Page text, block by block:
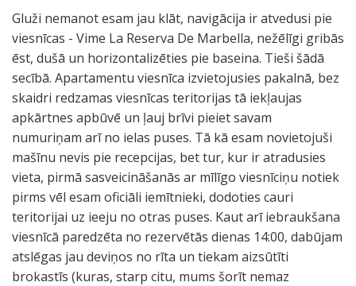
Gluži nemanot esam jau klāt, navigācija ir atvedusi pie
viesnīcas - Vime La Reserva De Marbella, nežēlīgi gribās
ēst, dušā un horizontalizēties pie baseina. Tieši šādā
secībā. Apartamentu viesnīca izvietojusies pakalnā, bez
skaidri redzamas viesnīcas teritorijas tā iekļaujas
apkārtnes apbūvē un ļauj brīvi pieiet savam
numuriņam arī no ielas puses. Tā kā esam novietojuši
mašīnu nevis pie recepcijas, bet tur, kur ir atradusies
vieta, pirmā sasveicināšanās ar mīlīgo viesnīciņu notiek
pirms vēl esam oficiāli iemītnieki, dodoties cauri
teritorijai uz ieeju no otras puses. Kaut arī iebraukšana
viesnīcā paredzēta no rezervētās dienas 14:00, dabūjam
atslēgas jau deviņos no rīta un tiekam aizsūtīti
brokastīs (kuras, starp citu, mums šorīt nemaz